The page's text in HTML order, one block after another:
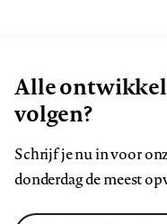
Alle
volgen?
Schrijf je nu in voor
donderdag de meest